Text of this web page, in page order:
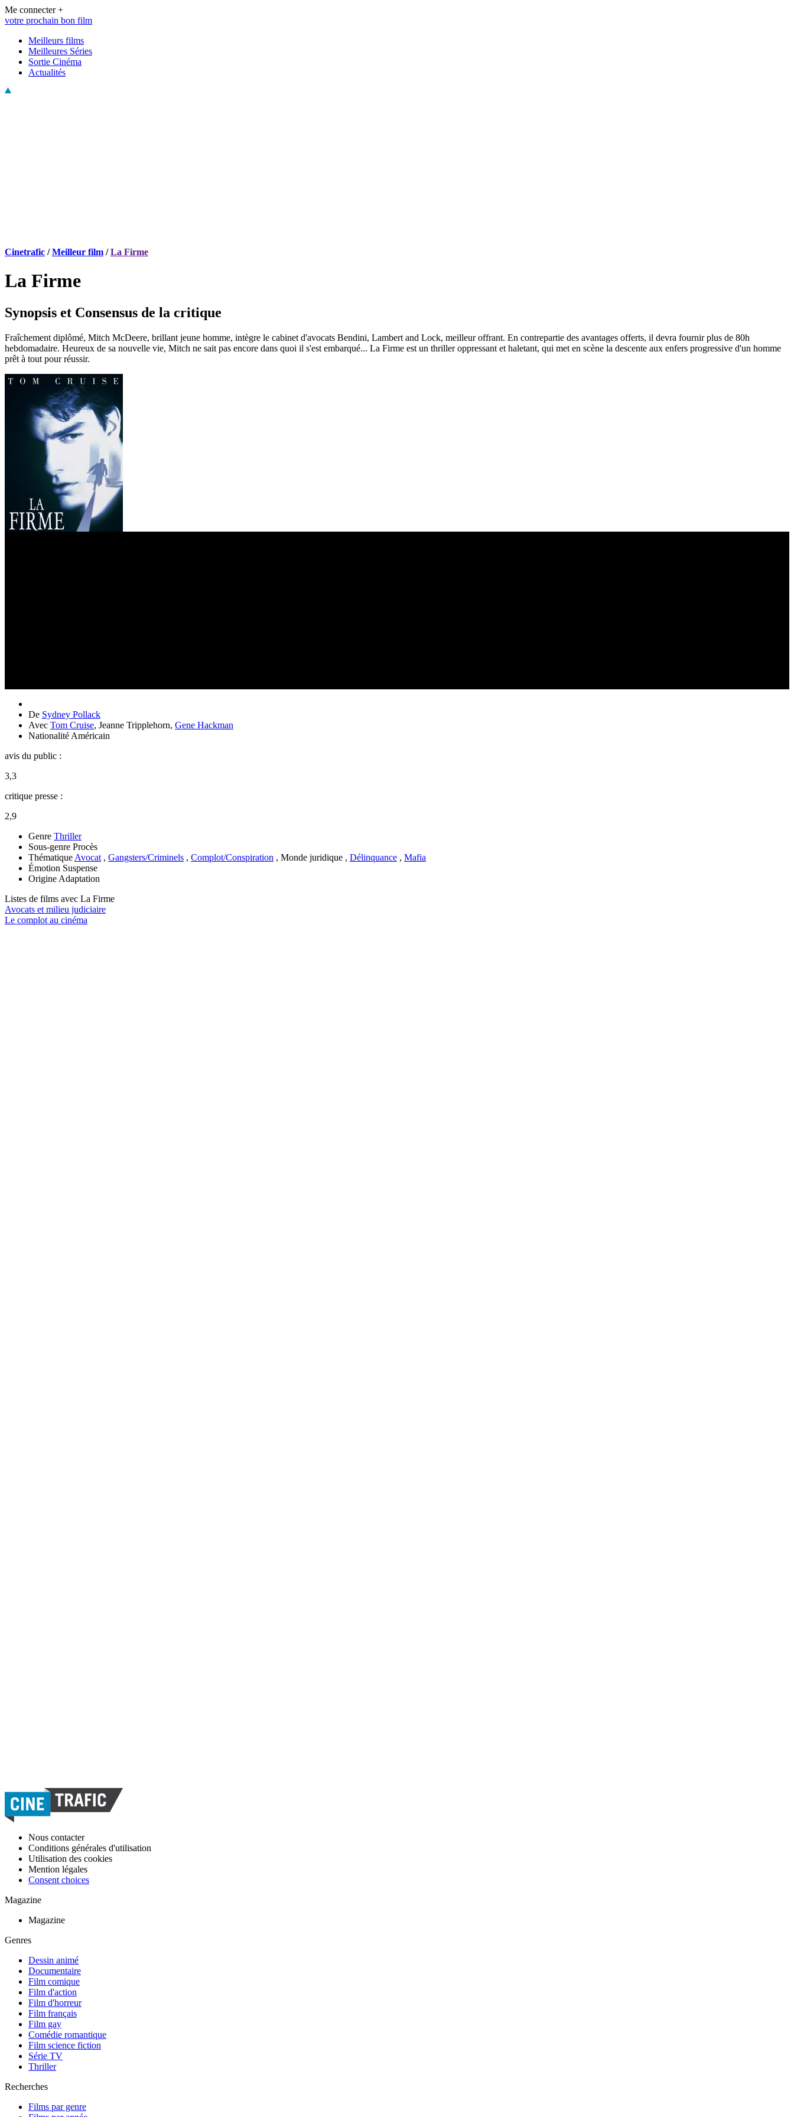
Me connecter +
votre prochain bon film
Meilleurs films
Meilleures Séries
Sortie Cinéma
Actualités
Cinetrafic /Meilleur film /La Firme
La Firme
Synopsis et Consensus de la critique
Fraîchement diplômé, Mitch McDeere, brillant jeune homme, intègre le cabinet d'avocats Bendini, Lambert and Lock, meilleur offrant. En contrepartie des avantages offerts, il devra fournir plus de 80h
hebdomadaire. Heureux de sa nouvelle vie, Mitch ne sait pas encore dans quoi il s'est embarqué... La Firme est un thriller oppressant et haletant, qui met en scène la descente aux enfers progressive d'un homme
prêt à tout pour réussir.
De Sydney Pollack
Avec Tom Cruise, Jeanne Tripplehorn, Gene Hackman
Nationalité Américain
avis du public :
3,3
critique presse :
2,9
Genre Thriller
Sous-genre Procès
Thématique Avocat , Gangsters/Criminels , Complot/Conspiration , Monde juridique , Délinquance , Mafia
Émotion Suspense
Origine Adaptation
Listes de films avec La Firme
Avocats et milieu judiciaire
Le complot au cinéma
Nous contacter
Conditions générales d'utilisation
Utilisation des cookies
Mention légales
Consent choices
Magazine
Magazine
Genres
Dessin animé
Documentaire
Film comique
Film d'action
Film d'horreur
Film français
Film gay
Comédie romantique
Film science fiction
Série TV
Thriller
Recherches
Films par genre